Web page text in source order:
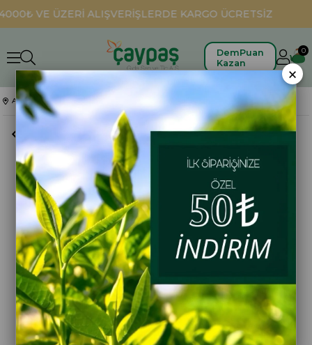
VE ÜZERİ ALIŞVERİŞLERDE KARGO ÜCRETSİZ
DemPuan
Kazan
0
Anasayfa Hediyelikler ÇAYKUR MEZOPOTAMYA ÇAYI 400 GR
×